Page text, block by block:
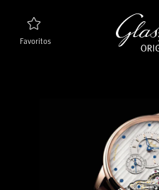
Favoritos
Descubra la colección